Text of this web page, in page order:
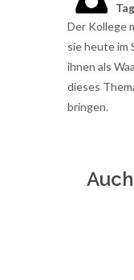
Der Kollege
sie heute im
ihnen als
dieses
bringen.